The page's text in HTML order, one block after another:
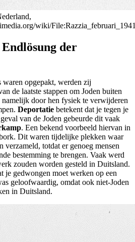
wiki/
der
waren opgepakt, werden zij
de laatste stappen om Joden buiten
namelijk door hen fysiek te verwijderen
Deportatie betekent dat je tegen je
van de Joden gebeurde dit vaak
. Een bekend voorbeeld hiervan in
Dit waren tijdelijke plekken waar
verzameld, totdat er genoeg mensen
bestemming te brengen. Vaak werd
zouden worden gesteld in Duitsland.
je gedwongen moet werken op een
geloofwaardig, omdat ook niet-Joden
in Duitsland.